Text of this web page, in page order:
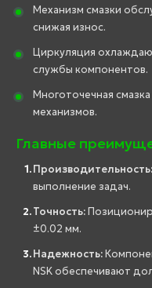
Механизм смазки
снижая износ.
Циркуляция
службы компонентов.
Многоточечная
механизмов.
Главные
Производительность:
выполнение задач.
Точность:
±0.02 мм.
Надежность:
NSK обеспечивают